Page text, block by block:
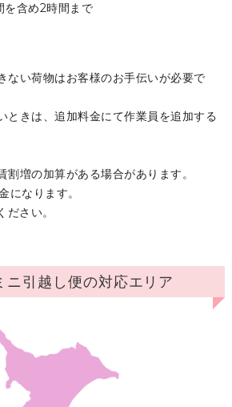
を含め2時間まで
ない荷物はお客様のお手伝いが必要で
ときは、追加料金にて作業員を追加する
割増の加算がある場合があります。
になります。
さい。
ニ引越し便の対応エリア